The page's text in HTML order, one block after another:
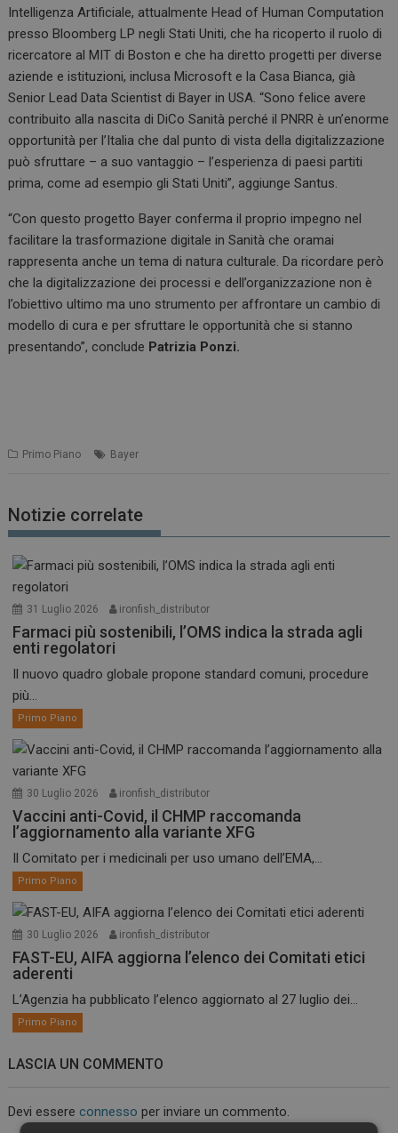
Intelligenza Artificiale, attualmente Head of Human Computation
presso Bloomberg LP negli Stati Uniti, che ha ricoperto il ruolo di
ricercatore al MIT di Boston e che ha diretto progetti per diverse
aziende e istituzioni, inclusa Microsoft e la Casa Bianca, già
Senior Lead Data Scientist di Bayer in USA. “Sono felice avere
contribuito alla nascita di DiCo Sanità perché il PNRR è un’enorme
opportunità per l’Italia che dal punto di vista della digitalizzazione
può sfruttare – a suo vantaggio – l’esperienza di paesi partiti
prima, come ad esempio gli Stati Uniti”, aggiunge Santus.
“Con questo progetto Bayer conferma il proprio impegno nel
facilitare la trasformazione digitale in Sanità che oramai
rappresenta anche un tema di natura culturale. Da ricordare però
che la digitalizzazione dei processi e dell’organizzazione non è
l’obiettivo ultimo ma uno strumento per affrontare un cambio di
modello di cura e per sfruttare le opportunità che si stanno
presentando”, conclude Patrizia Ponzi.
Primo Piano Bayer
Notizie correlate
31 Luglio 2026 ironfish_distributor
Farmaci più sostenibili, l’OMS indica la strada agli
enti regolatori
Il nuovo quadro globale propone standard comuni, procedure
più...
Primo Piano
30 Luglio 2026 ironfish_distributor
Vaccini anti-Covid, il CHMP raccomanda
l’aggiornamento alla variante XFG
Il Comitato per i medicinali per uso umano dell’EMA,...
Primo Piano
30 Luglio 2026 ironfish_distributor
FAST-EU, AIFA aggiorna l’elenco dei Comitati etici
aderenti
L’Agenzia ha pubblicato l’elenco aggiornato al 27 luglio dei...
Primo Piano
LASCIA UN COMMENTO
Devi essereconnesso per inviare un commento.